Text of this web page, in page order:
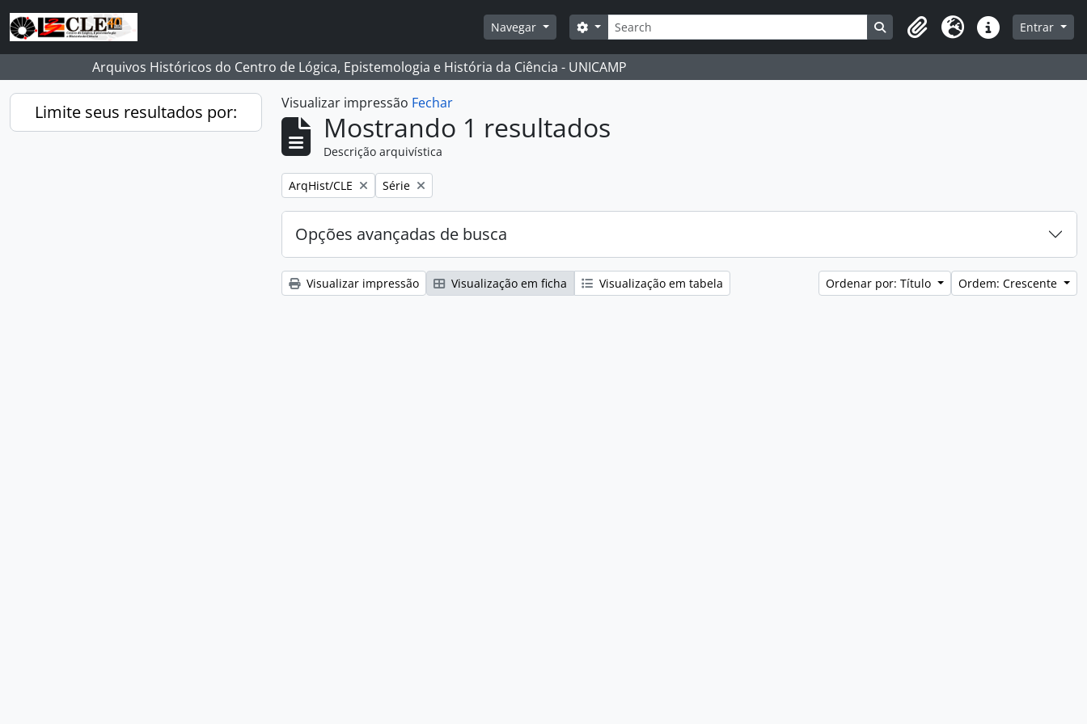
Skip to main content
Navegar
Buscar
Opções de busca Busque na página de navegação
Clipboard
Idioma Atalhos Entrar
Arquivos Históricos do Centro de Lógica, Epistemologia e História da Ciência - UNICAMP
Limite seus resultados por: Visualizar impressão Fechar
Mostrando 1 resultados
Descrição arquivística
Remover filtro:
ArqHist/CLE Remover filtro:
Série
Opções avançadas de busca
Visualizar impressão Visualização em ficha Visualização em tabela Ordenar por: Título Ordem: Crescente